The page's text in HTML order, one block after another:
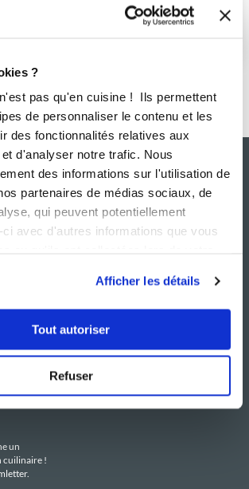
?
pas qu'en cuisine ! Ils permettent
de personnaliser le contenu et les
des fonctionnalités relatives aux
d'analyser notre trafic. Nous
des informations sur l'utilisation de
partenaires de médias sociaux, de
qui peuvent potentiellement
avec d'autres informations que vous
Afficher les détails
Tout autoriser
Refuser
C.G.U
Politique de confidentialité
Utilisation des Cookies
un
cuilinaire !